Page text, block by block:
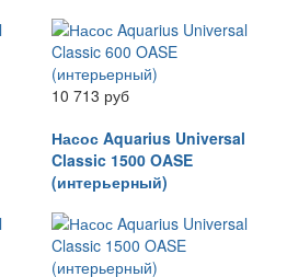
10 713 руб
Насос Aquarius Universal
Classic 1500 OASE
(интерьерный)